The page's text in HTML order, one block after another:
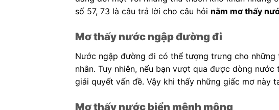
số 57, 73 là câu trả lời cho câu hỏi nằm mơ thấy
Mơ thấy nước ngập đường đi
Nước ngập đường đi có thể tượng trưng cho
nhân. Tuy nhiên, nếu bạn vượt qua được dòng
giải quyết vấn đề. Vậy khi thấy những giấc mơ này
Mơ thấy nước biển mênh mông